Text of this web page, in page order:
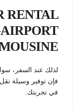
RENTAL
لذلك عند السفر،
فإن توفير وسيلة
في تجربتك.